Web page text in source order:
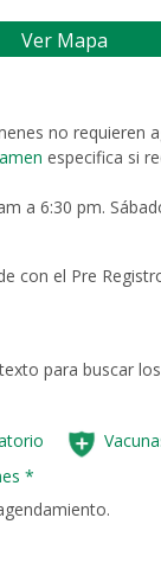
Ver Mapa
no requieren
especifica si
a 6:30 pm.
con el Pre
para buscar
*